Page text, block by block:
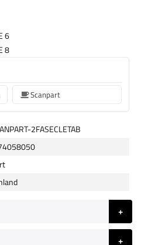
6
8
Scanpart
2FASECLETAB